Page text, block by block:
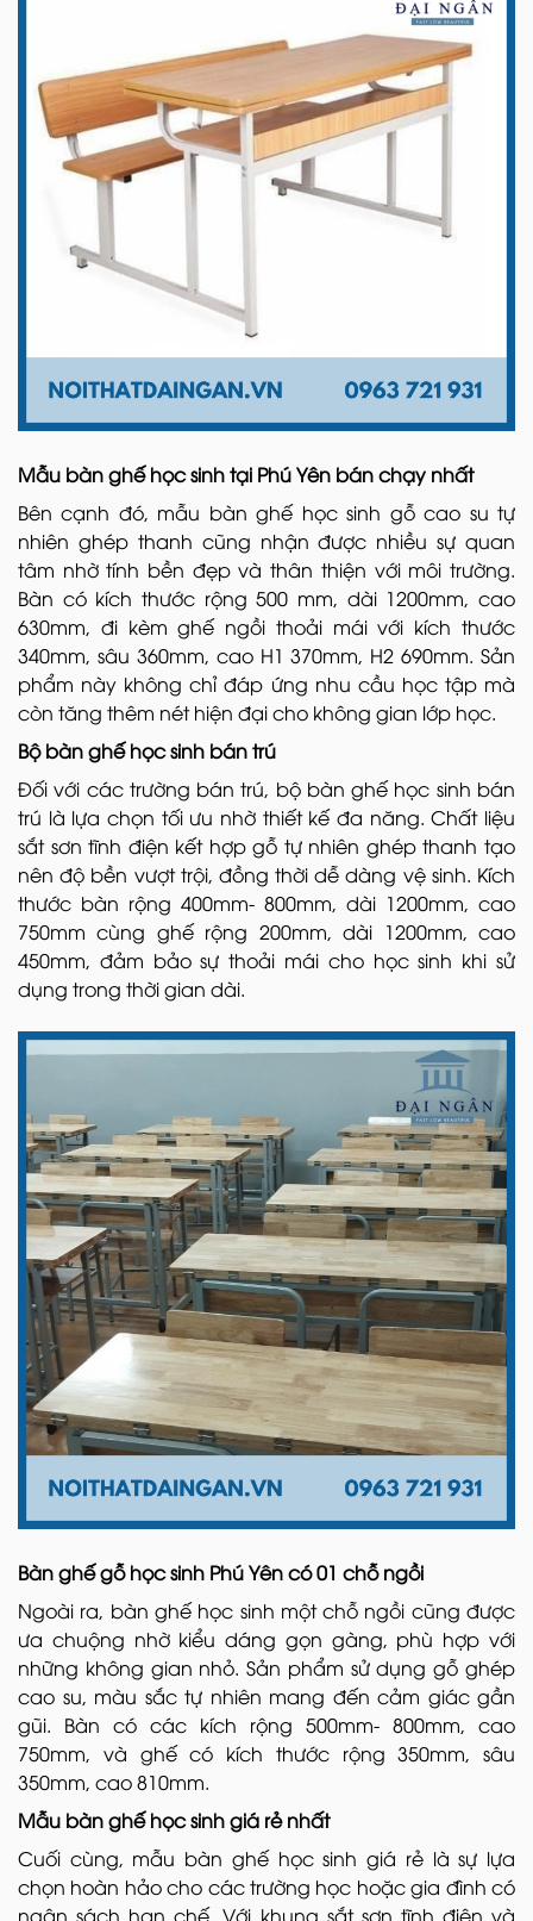
Mẫu bàn ghế học sinh tại Phú Yên bán chạy nhất
Bên cạnh đó, mẫu bàn ghế học sinh gỗ cao su tự
nhiên ghép thanh cũng nhận được nhiều sự quan
tâm nhờ tính bền đẹp và thân thiện với môi trường.
Bàn có kích thước rộng 500 mm, dài 1200mm, cao
630mm, đi kèm ghế ngồi thoải mái với kích thước
340mm, sâu 360mm, cao H1 370mm, H2 690mm. Sản
phẩm này không chỉ đáp ứng nhu cầu học tập mà
còn tăng thêm nét hiện đại cho không gian lớp học.
Bộ bàn ghế học sinh bán trú
Đối với các trường bán trú, bộ bàn ghế học sinh bán
trú là lựa chọn tối ưu nhờ thiết kế đa năng. Chất liệu
sắt sơn tĩnh điện kết hợp gỗ tự nhiên ghép thanh tạo
nên độ bền vượt trội, đồng thời dễ dàng vệ sinh. Kích
thước bàn rộng 400mm- 800mm, dài 1200mm, cao
750mm cùng ghế rộng 200mm, dài 1200mm, cao
450mm, đảm bảo sự thoải mái cho học sinh khi sử
dụng trong thời gian dài.
Bàn ghế gỗ học sinh Phú Yên có 01 chỗ ngồi
Ngoài ra, bàn ghế học sinh một chỗ ngồi cũng được
ưa chuộng nhờ kiểu dáng gọn gàng, phù hợp với
những không gian nhỏ. Sản phẩm sử dụng gỗ ghép
cao su, màu sắc tự nhiên mang đến cảm giác gần
gũi. Bàn có các kích rộng 500mm- 800mm, cao
750mm, và ghế có kích thước rộng 350mm, sâu
350mm, cao 810mm.
Mẫu bàn ghế học sinh giá rẻ nhất
Cuối cùng, mẫu bàn ghế học sinh giá rẻ là sự lựa
chọn hoàn hảo cho các trường học hoặc gia đình có
ngân sách hạn chế. Với khung sắt sơn tĩnh điện và